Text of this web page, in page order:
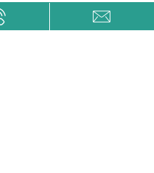
que nos